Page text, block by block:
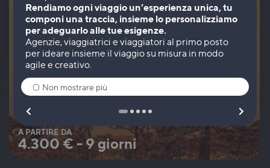
A PARTIRE DA
4.300€- 9 giorni
Rendiamo ogni viaggio un’esperienza unica, tu
componi una traccia, insieme lo personalizziamo
per adeguarlo alle tue esigenze.
Non mostrare più